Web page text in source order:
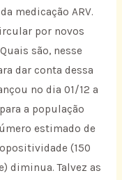
medicação ARV.
por novos
são, nesse
dar conta dessa
no dia 01/12 a
a população
estimado de
(150
diminua. Talvez as